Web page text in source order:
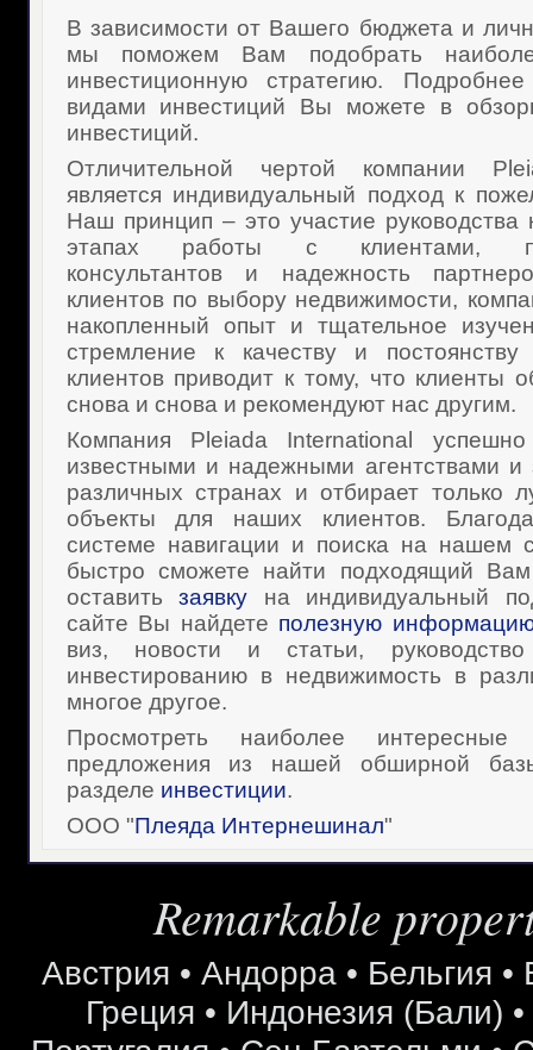
В зависимости от Вашего бюджета и
мы поможем Вам подобрать
инвестиционную стратегию.
видами инвестиций Вы можете в
инвестиций.
Отличительной чертой компании
является индивидуальный подход к
Наш принцип – это участие руководства
этапах работы с клиентами,
консультантов и надежность
клиентов по выбору недвижимости,
накопленный опыт и тщательное
стремление к качеству и
клиентов приводит к тому, что клиенты
снова и снова и рекомендуют нас другим.
Компания Pleiada International
известными и надежными агентствами и
различных странах и отбирает только
объекты для наших клиентов.
системе навигации и поиска на нашем
быстро сможете найти подходящий
оставить заявку на индивидуальный
сайте Вы найдете полезную
виз, новости и статьи,
инвестированию в недвижимость в
многое другое.
Просмотреть наиболее интересные
предложения из нашей обширной
разделе инвестиции.
ООО "Плеяда Интернешинал"
Remarkable
Австрия • Андорра • Бельгия •
Греция • Индонезия (Бали) •